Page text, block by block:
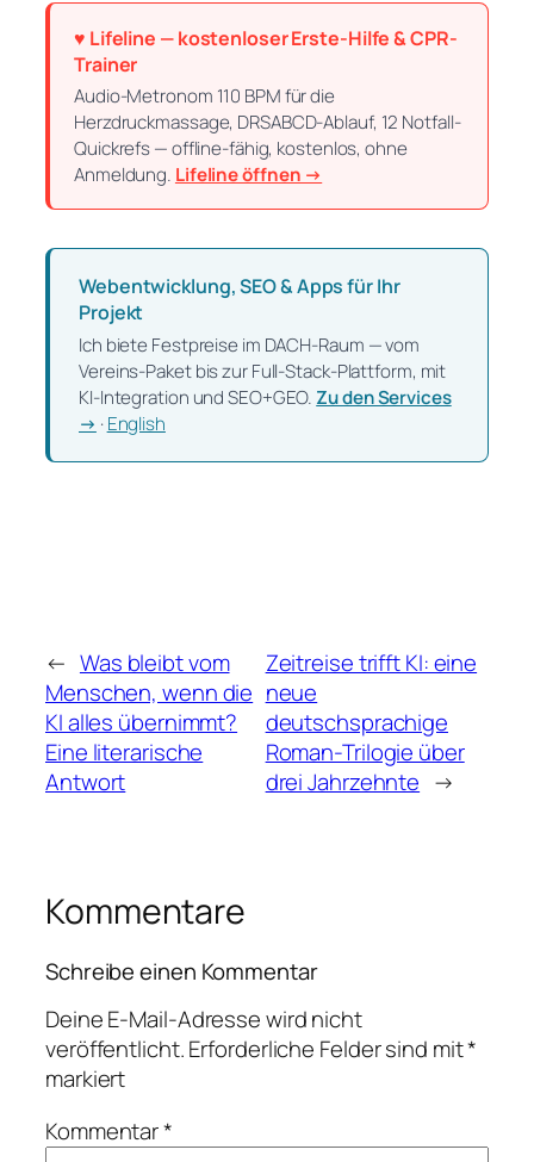
♥ Lifeline — kostenloser Erste-Hilfe & CPR-
Trainer
Audio-Metronom 110 BPM für die
Herzdruckmassage, DRSABCD-Ablauf, 12 Notfall-
Quickrefs — offline-fähig, kostenlos, ohne
Anmeldung. Lifeline öffnen →
Webentwicklung, SEO & Apps für Ihr
Projekt
Ich biete Festpreise im DACH-Raum — vom
Vereins-Paket bis zur Full-Stack-Plattform, mit
KI-Integration und SEO+GEO.Zu den Services
→ ·English
← Was bleibt vom
Menschen, wenn die
KI alles übernimmt?
Eine literarische
Antwort
Zeitreise trifft KI: eine
neue
deutschsprachige
Roman-Trilogie über
drei Jahrzehnte →
Kommentare
Schreibe einen Kommentar
Deine E-Mail-Adresse wird nicht
veröffentlicht.Erforderliche Felder sind mit*
markiert
Kommentar*